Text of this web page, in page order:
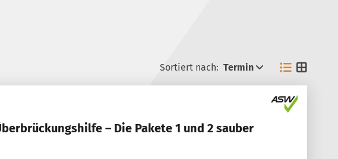
Sortiert nach: Termin
– Die Pakete 1 und 2 sauber